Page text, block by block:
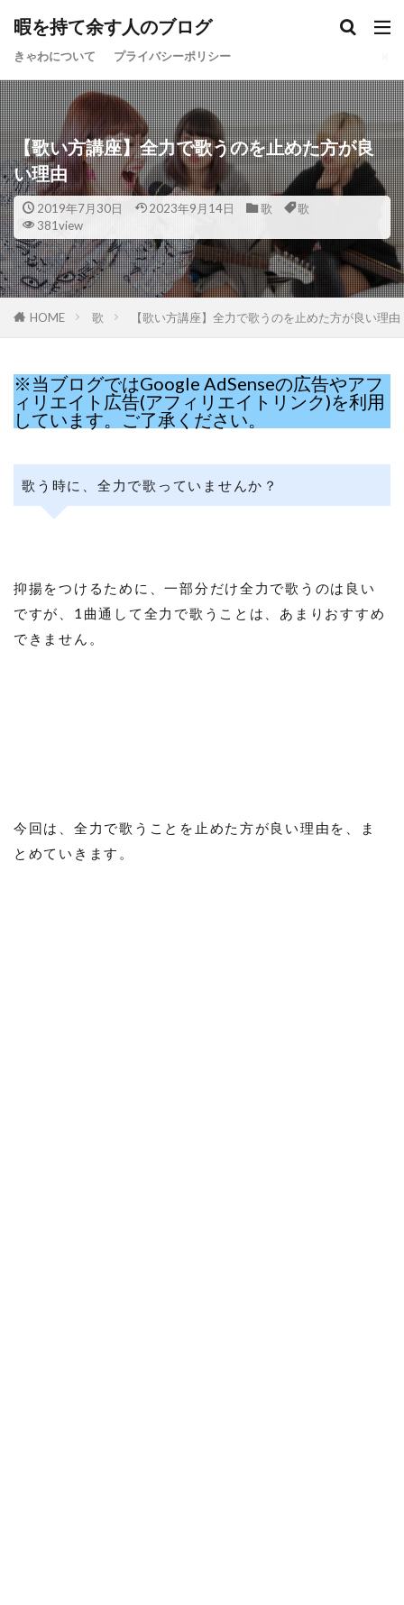
暇を持て余す人のブログ
きゃわについて プライバシーポリシー
【歌い方講座】全力で歌うのを止めた方が良
い理由
2019年7月30日 2023年9月14日 歌
歌
381view
HOME 歌 【歌い方講座】全力で歌うのを止めた方が良い理由
※当ブログではGoogle AdSenseの広告やアフ
ィリエイト広告(アフィリエイトリンク)を利用
しています。ご了承ください。
歌う時に、全力で歌っていませんか？
抑揚をつけるために、一部分だけ全力で歌うのは良い
ですが、1曲通して全力で歌うことは、あまりおすすめ
できません。
今回は、全力で歌うことを止めた方が良い理由を、ま
とめていきます。